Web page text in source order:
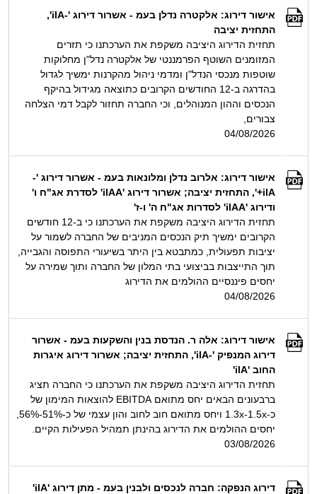
אישור דירוג: אלקטרה נדלן בעמ - אשרור דירוג '-ilA',
התחזית יציבה
תחזית הדירוג היציבה משקפת את הערכתנו כי תזרים
המזומנים השוטף הפרמננטי של אלקטרה נדל"ן מחלוקות
שוטפות מנכסי הנדל"ן ומדמי ניהול מהקרנות ימשיך לגדול
בהדרגה ב-12 החודשים הקרובים כתוצאה מגידול בהיקף
הנכסים וההון המנוהלים, וכי החברה תחזור לקבל דמי הצלחה
צבורים,
04/08/2026
אישור דירוג: אלרוב נדלן ומלונאות בעמ - אשרור דירוג '-
ilA+', התחזית יציבה; אשרור דירוג 'ilAA' לסדרת אג"ח ו'
ודירוג 'ilAA' לסדרות אג"ח ה' ו-ז'
תחזית הדירוג היציבה משקפת את הערכתנו כי ב-12 חודשים
הקרובים ימשיך תיק הנכסים המניבים של החברה לשמור על
יציבות תפעולית, כמתבטא בין היתר בשיעורי התפוסה והגבייה,
תוך התייצבות בביצועי בתי המלון של החברה ותוך שמירה על
יחסים פיננסיים ההולמים את הדירוג
04/08/2026
אישור דירוג: אלה ר. הנדסת בנין והשקעות בעמ - אשרור
דירוג המנפיק '-ilA', התחזית יציבה; אשרור דירוג איגרות
החוב 'ilA'
תחזית הדירוג היציבה משקפת את הערכתנו כי החברה תציג
ברבעונים הבאים יחס מתואם EBITDA להוצאות המימון של
יחסים ההולמים את הדירוג בהינתן תמהיל הפעילות הקיים.
03/08/2026
דירוג הנפקה: חברה לנכסים ולבנין בעמ - מתן דירוג 'ilA'